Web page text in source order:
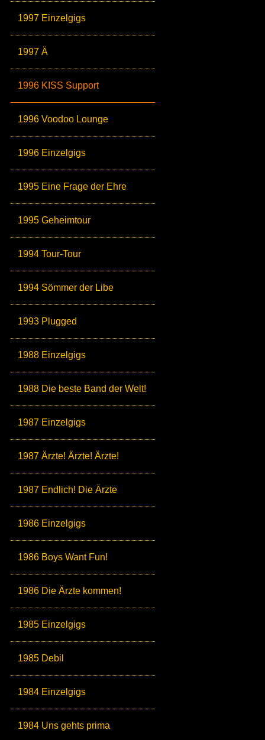
1997 Einzelgigs
1997 Ä
1996 KISS Support
1996 Voodoo Lounge
1996 Einzelgigs
1995 Eine Frage der Ehre
1995 Geheimtour
1994 Tour-Tour
1994 Sömmer der Libe
1993 Plugged
1988 Einzelgigs
1988 Die beste Band der Welt!
1987 Einzelgigs
1987 Ärzte! Ärzte! Ärzte!
1987 Endlich! Die Ärzte
1986 Einzelgigs
1986 Boys Want Fun!
1986 Die Ärzte kommen!
1985 Einzelgigs
1985 Debil
1984 Einzelgigs
1984 Uns gehts prima